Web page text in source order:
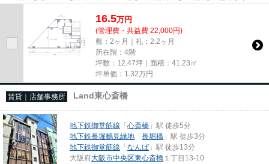
尚、弊社ではおとり広告は一切...
16.5万円
(管理費・共益費 22,000円)
敷：2ヶ月｜礼：2.2ヶ月
所在階：4階
坪数：12.47坪｜面積：41.23㎡
坪単価： 1.32万円
賃貸｜店舗事務所 Land東心斎橋
地下鉄御堂筋線 「心斎橋 」駅 徒歩5分
地下鉄長堀鶴見緑地 「長堀橋 」駅 徒歩3分
地下鉄御堂筋線 「なんば 」駅 徒歩13分
大阪府大阪市中央区東心斎橋 １丁目13-10